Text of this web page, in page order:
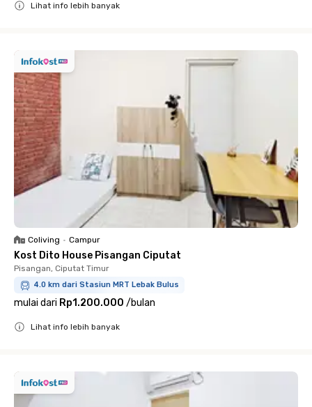
Lihat info lebih banyak
Coliving • Campur
Kost Dito House Pisangan Ciputat
Pisangan, Ciputat Timur
4.0 km dari Stasiun MRT Lebak Bulus
mulai dari Rp1.200.000 /bulan
Lihat info lebih banyak